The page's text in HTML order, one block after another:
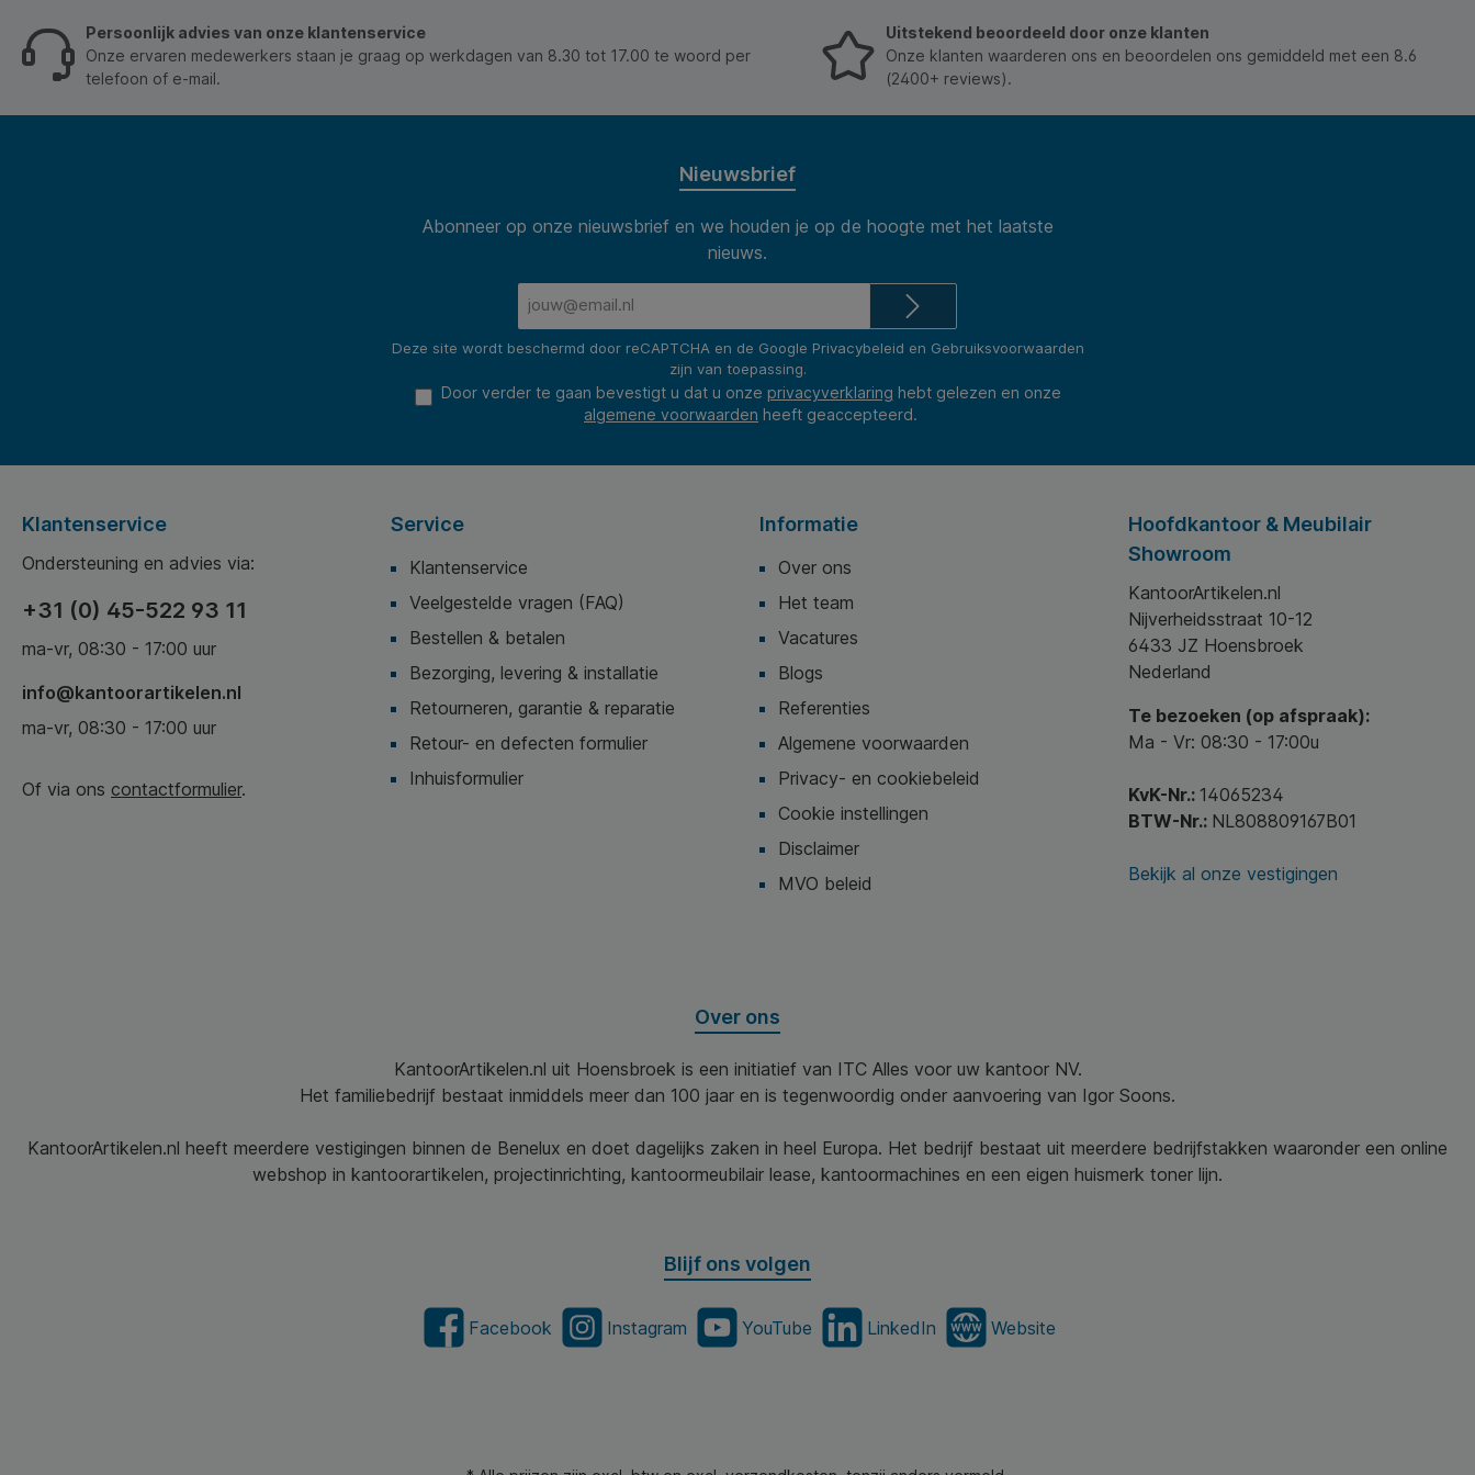
Kleur: zwart. * Verpakking: 100 stuks. * Eigenschap:
eenmalig te gebruiken.
* Verpakking: 100 stuks. * Eigenschap: eenmalig te
gebruiken.
Toepassing: bundelen van verschillende soorten
kabels. * Duurzaamheid: laat geen sporen achter.
Persoonlijk advies van onze klantenservice
Onze ervaren medewerkers staan je graag op werkdagen van 8.30 tot 17.00 te woord per
telefoon of e-mail.
Uitstekend beoordeeld door onze klanten
Onze klanten waarderen ons en beoordelen ons gemiddeld met een 8.6
(2400+ reviews).
Nieuwsbrief
Abonneer op onze nieuwsbrief en we houden je op de hoogte met het laatste
nieuws.
Deze site wordt beschermd door reCAPTCHA en de Google Privacybeleid en Gebruiksvoorwaarden
zijn van toepassing.
Door verder te gaan bevestigt u dat u onze privacyverklaring hebt gelezen en onze
algemene voorwaarden heeft geaccepteerd.
Klantenservice
Ondersteuning en advies via:
+31 (0) 45-522 93 11
ma-vr, 08:30 - 17:00 uur
info@kantoorartikelen.nl
ma-vr, 08:30 - 17:00 uur
Of via ons contactformulier.
Service
Klantenservice
Veelgestelde vragen (FAQ)
Bestellen & betalen
Bezorging, levering & installatie
Retourneren, garantie & reparatie
Retour- en defecten formulier
Inhuisformulier
Informatie
Over ons
Het team
Vacatures
Blogs
Referenties
Algemene voorwaarden
Privacy- en cookiebeleid
Cookie instellingen
Disclaimer
MVO beleid
Hoofdkantoor & Meubilair
Showroom
KantoorArtikelen.nl
Nijverheidsstraat 10-12
6433 JZ Hoensbroek
Nederland
Te bezoeken (op afspraak):
Ma - Vr: 08:30 - 17:00u
KvK-Nr.: 14065234
BTW-Nr.: NL808809167B01
Bekijk al onze vestigingen
Over ons
KantoorArtikelen.nl uit Hoensbroek is een initiatief van ITC Alles voor uw kantoor NV.
Het familiebedrijf bestaat inmiddels meer dan 100 jaar en is tegenwoordig onder aanvoering van Igor Soons.
KantoorArtikelen.nl heeft meerdere vestigingen binnen de Benelux en doet dagelijks zaken in heel Europa. Het bedrijf bestaat uit meerdere bedrijfstakken waaronder een online
webshop in kantoorartikelen, projectinrichting, kantoormeubilair lease, kantoormachines en een eigen huismerk toner lijn.
Blijf ons volgen
Facebook Instagram YouTube LinkedIn Website